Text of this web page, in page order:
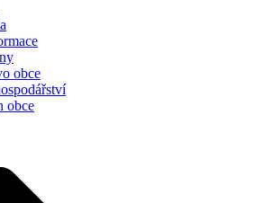
obce
obce